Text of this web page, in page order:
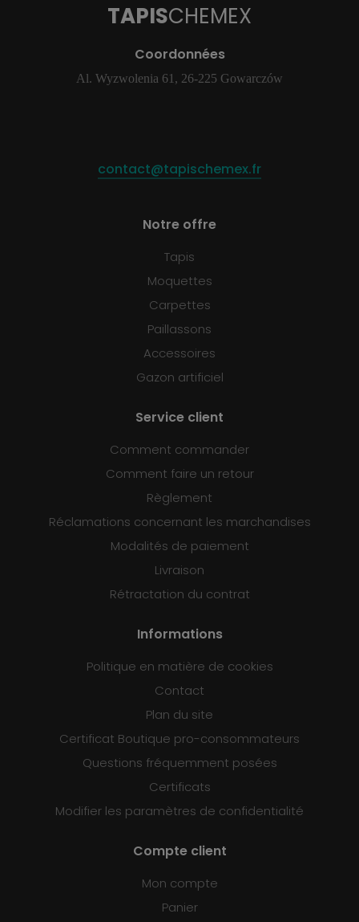
TAPISCHEMEX
Coordonnées
Al. Wyzwolenia 61, 26-225 Gowarczów
contact@tapischemex.fr
Notre offre
Tapis
Moquettes
Carpettes
Paillassons
Accessoires
Gazon artificiel
Service client
Comment commander
Comment faire un retour
Règlement
Réclamations concernant les marchandises
Modalités de paiement
Livraison
Rétractation du contrat
Informations
Politique en matière de cookies
Contact
Plan du site
Certificat Boutique pro-consommateurs
Questions fréquemment posées
Certificats
Modifier les paramètres de confidentialité
Compte client
Mon compte
Panier